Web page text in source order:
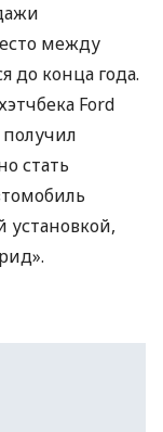
между
до конца года.
Ford
получил
стать
установкой,